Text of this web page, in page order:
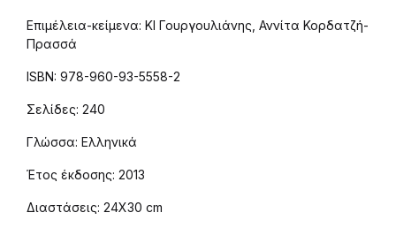
Επιμέλεια-κείμενα: ΚΙ Γουργουλιάνης, Αννίτα Κορδατζή-
Πρασσά
ISBN: 978-960-93-5558-2
Σελίδες: 240
Γλώσσα: Ελληνικά
Έτος έκδοσης: 2013
Διαστάσεις: 24Χ30 cm